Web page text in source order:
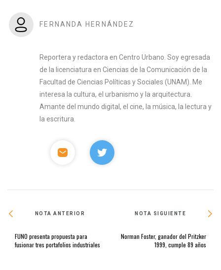
FERNANDA HERNÁNDEZ
Reportera y redactora en Centro Urbano. Soy egresada
de la licenciatura en Ciencias de la Comunicación de la
Facultad de Ciencias Políticas y Sociales (UNAM). Me
interesa la cultura, el urbanismo y la arquitectura.
Amante del mundo digital, el cine, la música, la lectura y
la escritura.
NOTA ANTERIOR
FUNO presenta propuesta para
fusionar tres portafolios industriales
NOTA SIGUIENTE
Norman Foster, ganador del Pritzker
1999, cumple 89 años